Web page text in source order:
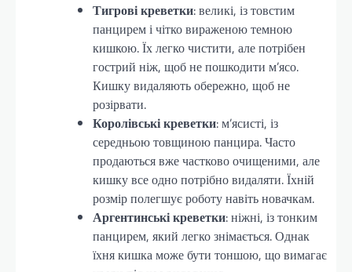
Тигрові креветки: великі, із товстим
панцирем і чітко вираженою темною
кишкою. Їх легко чистити, але потрібен
гострий ніж, щоб не пошкодити м’ясо.
Кишку видаляють обережно, щоб не
розірвати.
Королівські креветки: м’ясисті, із
середньою товщиною панцира. Часто
продаються вже частково очищеними, але
кишку все одно потрібно видаляти. Їхній
розмір полегшує роботу навіть новачкам.
Аргентинські креветки: ніжні, із тонким
панцирем, який легко знімається. Однак
їхня кишка може бути тоншою, що вимагає